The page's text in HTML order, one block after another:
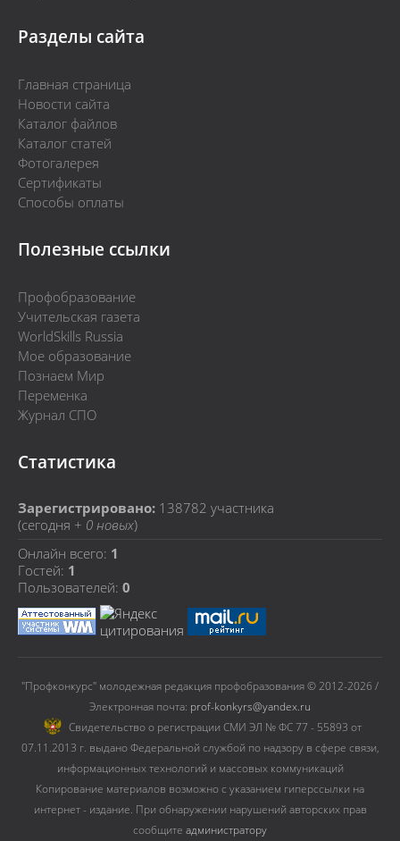
Разделы сайта
Главная страница
Новости сайта
Каталог файлов
Каталог статей
Фотогалерея
Сертификаты
Способы оплаты
Полезные ссылки
Профобразование
Учительская газета
WorldSkills Russia
Мое образование
Познаем Мир
Переменка
Журнал СПО
Статистика
Зарегистрировано: 138782 участника
(сегодня + 0 новых)
Онлайн всего: 1
Гостей: 1
Пользователей: 0
"Профконкурс" молодежная редакция профобразования © 2012-2026 /
Электронная почта: prof-konkyrs@yandex.ru
Cвидетельство о регистрации СМИ ЭЛ № ФС 77 - 55893 от
07.11.2013 г. выдано Федеральной службой по надзору в сфере связи,
информационных технологий и массовых коммуникаций
Копирование материалов возможно с указанием гиперссылки на
интернет - издание. При обнаружении нарушений авторских прав
сообщите администратору